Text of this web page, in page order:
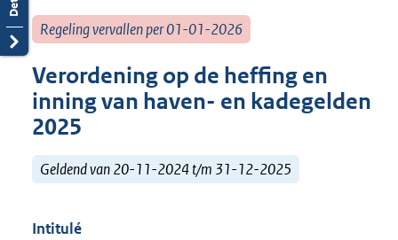
Regeling vervallen per 01-01-2026
Verordening op de heffing en
inning van haven- en kadegelden
2025
Geldend van 20-11-2024 t/m 31-12-2025
Intitulé